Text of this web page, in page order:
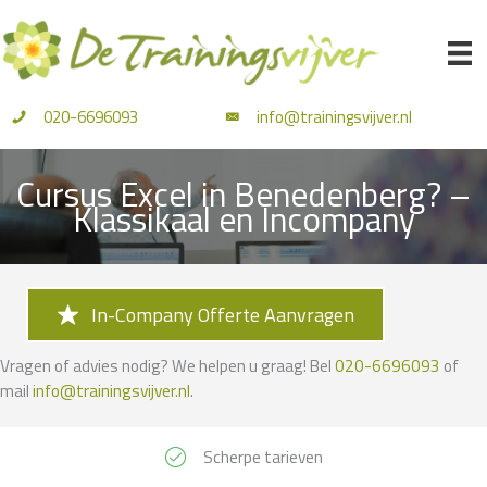
naar
de
inhoud
020-6696093 info@trainingsvijver.nl
Cursus Excel in Benedenberg? –
Klassikaal en Incompany
In-Company Offerte Aanvragen
Vragen of advies nodig? We helpen u graag! Bel020-6696093 of
mailinfo@trainingsvijver.nl.
Scherpe tarieven